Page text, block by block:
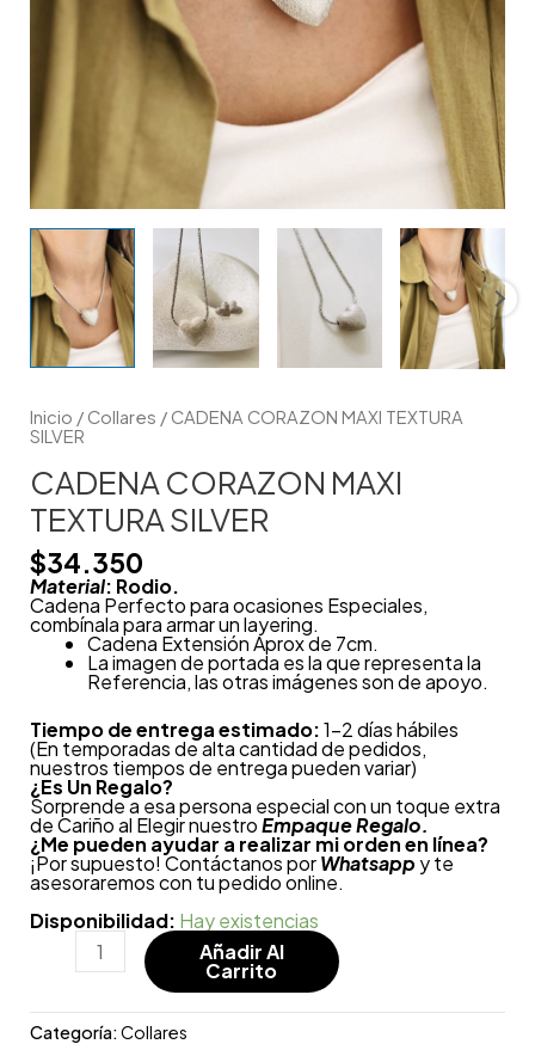
Inicio / Collares / CADENA CORAZON MAXI TEXTURA
SILVER
CADENA CORAZON MAXI
TEXTURA SILVER
$34.350
Material: Rodio.
Cadena Perfecto para ocasiones Especiales,
combínala para armar un layering.
Cadena Extensión Aprox de 7cm.
La imagen de portada es la que representa la
Referencia, las otras imágenes son de apoyo.
Tiempo de entrega estimado:1-2 días hábiles
(En temporadas de alta cantidad de pedidos,
nuestros tiempos de entrega pueden variar)
¿Es Un Regalo?
Sorprende a esa persona especial con un toque extra
de Cariño al Elegir nuestroEmpaque Regalo.
¿Me pueden ayudar a realizar mi orden en línea?
¡Por supuesto! Contáctanos porWhatsapp y te
asesoraremos con tu pedido online.
Disponibilidad: Hay existencias
Añadir Al
Carrito
Categoría:Collares